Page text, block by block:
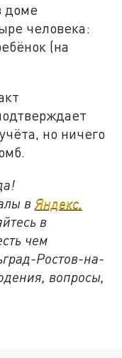
доме
человека:
(на
но ничего
вЯндекс.
в
чем
Ростов-на-
вопросы,